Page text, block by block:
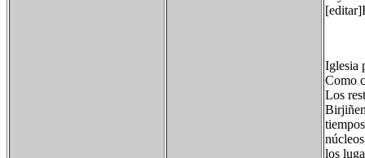
Iglesia
Como
Los
los